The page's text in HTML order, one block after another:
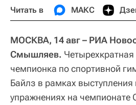
Читать в МАКС
МОСКВА, 14 авг – РИА
Смышляев.
чемпионка по спортивной
Байлз в рамках выступления
упражнениях на